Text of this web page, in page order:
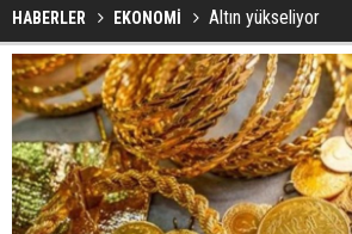
HABERLER EKONOMİ Altın yükseliyor